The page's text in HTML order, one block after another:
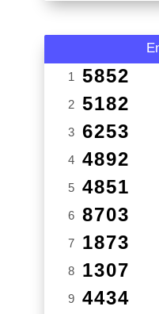
1 5852
2 5182
3 6253
4 4892
5 4851
6 8703
7 1873
8 1307
9 4434